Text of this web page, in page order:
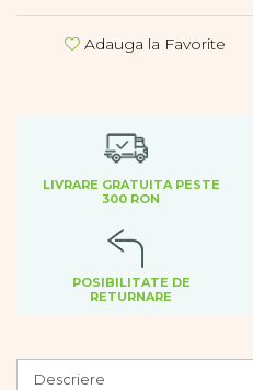
Dezvoltare psihomotrica
Dezvoltare proprioceptiva
Dezvoltare vestibulara
Mingi terapeutice
Motricitate grosiera
Adauga la Favorite
LIVRARE GRATUITA PESTE
300 RON
POSIBILITATE DE
RETURNARE
Descriere